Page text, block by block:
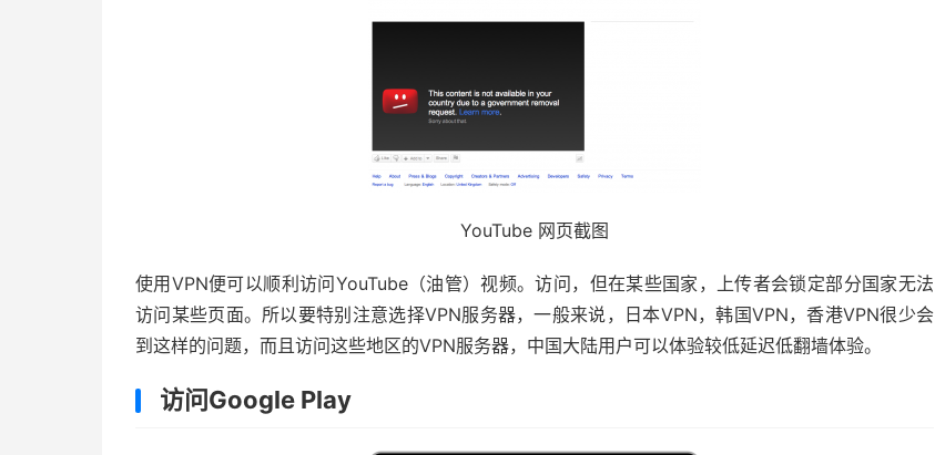
YouTube 网页截图
使用VPN便可以顺利访问YouTube（油管）视频。访问，但在某些国家，上传者会锁定部分国家无法
访问某些页面。所以要特别注意选择VPN服务器，一般来说，日本VPN，韩国VPN，香港VPN很少会
到这样的问题，而且访问这些地区的VPN服务器，中国大陆用户可以体验较低延迟低翻墙体验。
访问Google Play